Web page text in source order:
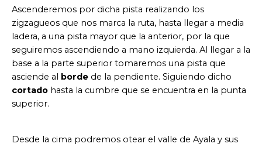
Ascenderemos por dicha pista realizando los
zigzagueos que nos marca la ruta, hasta llegar a media
ladera, a una pista mayor que la anterior, por la que
seguiremos ascendiendo a mano izquierda. Al llegar a la
base a la parte superior tomaremos una pista que
asciende al borde de la pendiente. Siguiendo dicho
cortado hasta la cumbre que se encuentra en la punta
superior.
Desde la cima podremos otear el valle de Ayala y sus